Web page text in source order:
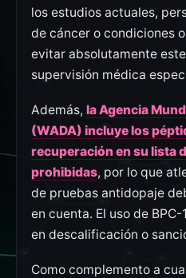
los estudios actuales,
de cáncer o condiciones
evitar absolutamente
supervisión médica
Además, la Agencia
(WADA) incluye los
recuperación en su lista
prohibidas, por lo que
de pruebas antidopaje
en cuenta. El uso de
en descalificación o
Como complemento a